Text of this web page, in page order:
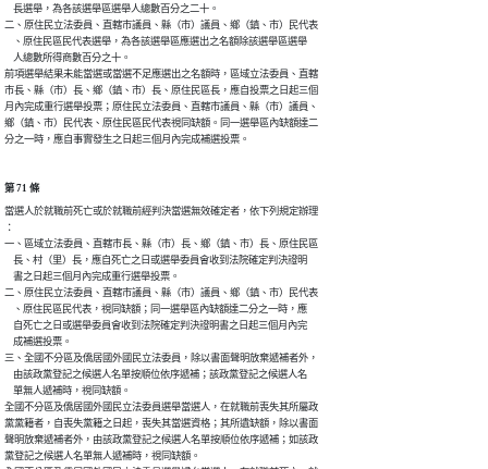
    長選舉，為各該選舉區選舉人總數百分之二十。
二、原住民立法委員、直轄市議員、縣（市）議員、鄉（鎮、市）民代表
    、原住民區民代表選舉，為各該選舉區應選出之名額除該選舉區選舉
    人總數所得商數百分之十。
前項選舉結果未能當選或當選不足應選出之名額時，區域立法委員、直轄
市長、縣（市）長、鄉（鎮、市）長、原住民區長，應自投票之日起三個
月內完成重行選舉投票；原住民立法委員、直轄市議員、縣（市）議員、
鄉（鎮、市）民代表、原住民區民代表視同缺額。同一選舉區內缺額達二
分之一時，應自事實發生之日起三個月內完成補選投票。
第 71 條
當選人於就職前死亡或於就職前經判決當選無效確定者，依下列規定辦理
：
一、區域立法委員、直轄市長、縣（市）長、鄉（鎮、市）長、原住民區
    長、村（里）長，應自死亡之日或選舉委員會收到法院確定判決證明
    書之日起三個月內完成重行選舉投票。
二、原住民立法委員、直轄市議員、縣（市）議員、鄉（鎮、市）民代表
    、原住民區民代表，視同缺額；同一選舉區內缺額達二分之一時，應
    自死亡之日或選舉委員會收到法院確定判決證明書之日起三個月內完
    成補選投票。
三、全國不分區及僑居國外國民立法委員，除以書面聲明放棄遞補者外，
    由該政黨登記之候選人名單按順位依序遞補；該政黨登記之候選人名
    單無人遞補時，視同缺額。
全國不分區及僑居國外國民立法委員選舉當選人，在就職前喪失其所屬政
黨黨籍者，自喪失黨籍之日起，喪失其當選資格；其所遺缺額，除以書面
聲明放棄遞補者外，由該政黨登記之候選人名單按順位依序遞補；如該政
黨登記之候選人名單無人遞補時，視同缺額。